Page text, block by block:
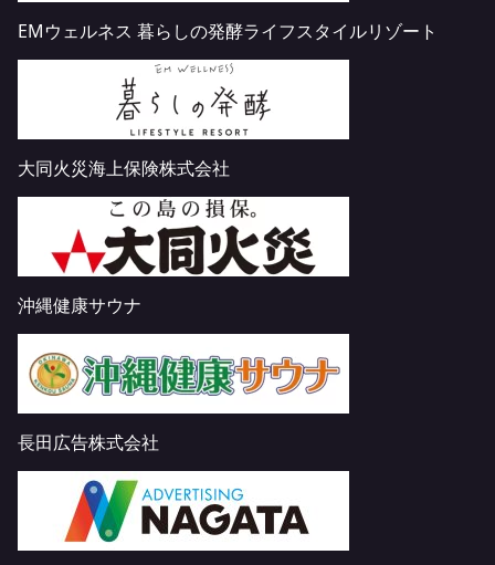
EMウェルネス 暮らしの発酵ライフスタイルリゾート
大同火災海上保険株式会社
沖縄健康サウナ
長田広告株式会社